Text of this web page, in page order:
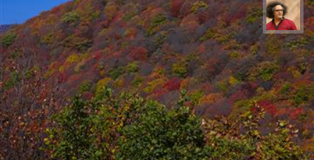
مصطفی ربیعی بهشتی